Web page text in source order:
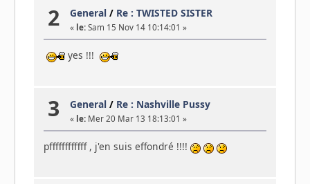
2 General / Re : TWISTED SISTER
« le: Sam 15 Nov 14 10:14:01 »
yes !!!
3 General / Re : Nashville Pussy
« le: Mer 20 Mar 13 18:13:01 »
pffffffffffff , j'en suis effondré !!!!